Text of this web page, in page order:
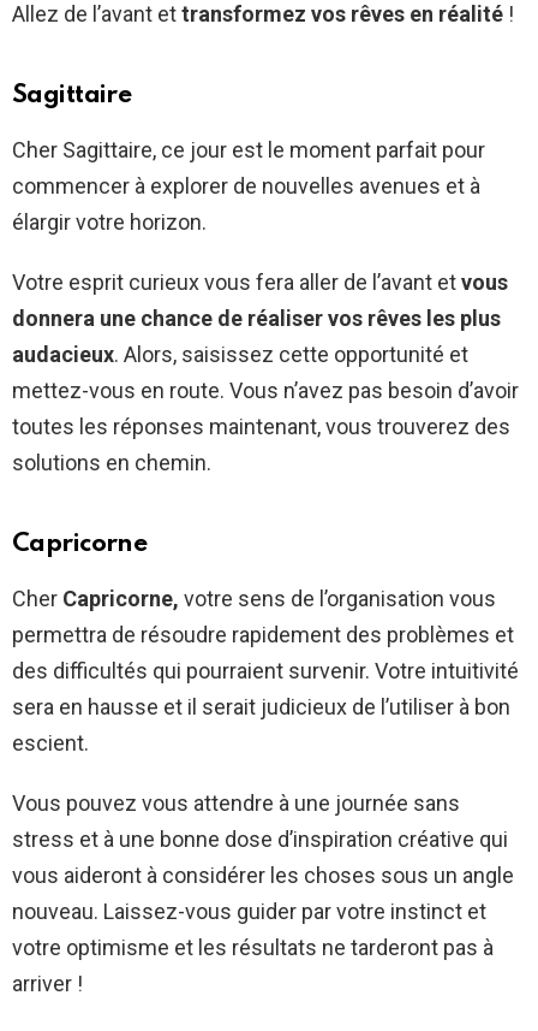
Allez de l’avant ettransformez vos rêves en réalité !
Sagittaire
Cher Sagittaire, ce jour est le moment parfait pour
commencer à explorer de nouvelles avenues et à
élargir votre horizon.
Votre esprit curieux vous fera aller de l’avant etvous
donnera une chance de réaliser vos rêves les plus
audacieux. Alors, saisissez cette opportunité et
mettez-vous en route. Vous n’avez pas besoin d’avoir
toutes les réponses maintenant, vous trouverez des
solutions en chemin.
Capricorne
Cher Capricorne, votre sens de l’organisation vous
permettra de résoudre rapidement des problèmes et
des difficultés qui pourraient survenir. Votre intuitivité
sera en hausse et il serait judicieux de l’utiliser à bon
escient.
Vous pouvez vous attendre à une journée sans
stress et à une bonne dose d’inspiration créative qui
vous aideront à considérer les choses sous un angle
nouveau. Laissez-vous guider par votre instinct et
votre optimisme et les résultats ne tarderont pas à
arriver !